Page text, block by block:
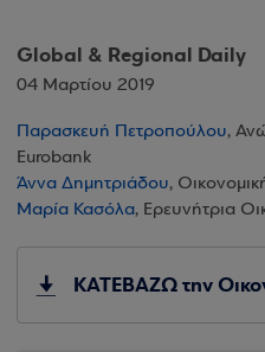
Global & Regional Daily
04 Μαρτίου 2019
Παρασκευή Πετροπούλου,
Eurobank
Άννα Δημητριάδου,
Μαρία Κασόλα, Ερευνήτρια
ΚΑΤΕΒΑΖΩ την